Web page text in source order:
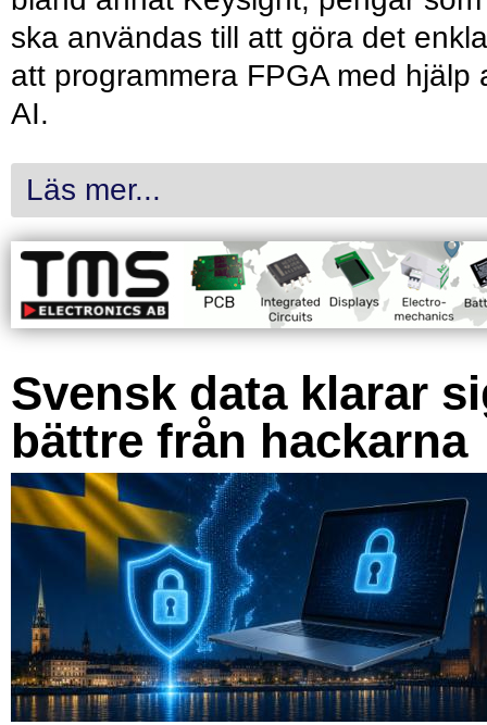
ska användas till att göra det
att programmera FPGA med hjälp
AI.
Läs mer...
Svensk data klarar
bättre från hackarna